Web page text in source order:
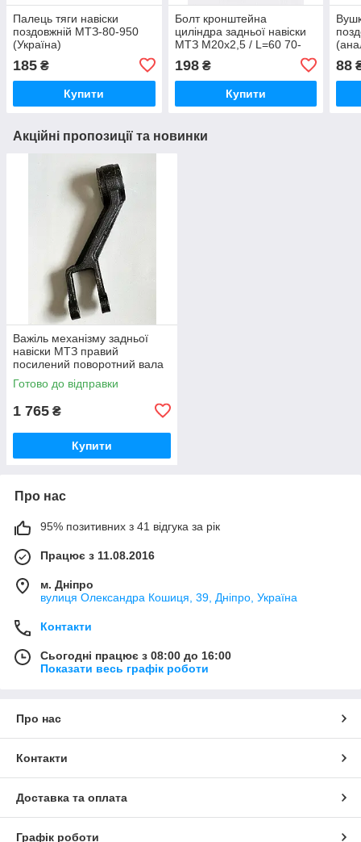
Палець тяги навіски
поздовжній МТЗ-80-950
(Україна)
185 ₴
Купити
Болт кронштейна
циліндра задньої навіски
МТЗ М20х2,5 / L=60 70-
198₴
Купити
88
Акційні пропозиції та новинки
Важіль механізму задньої
навіски МТЗ правий
посилений поворотний вала
навески (вир-во Україна) 80-
4605022 / 80-4605022-А
Готово до відправки
1 765 ₴
Купити
Про нас
95% позитивних з 41 відгука за рік
Працює з 11.08.2016
м. Дніпро
вулиця Олександра Кошиця, 39, Дніпро, Україна
Контакти
Сьогодні працює з 08:00 до 16:00
Показати весь графік роботи
Про нас
Контакти
Доставка та оплата
Графік роботи